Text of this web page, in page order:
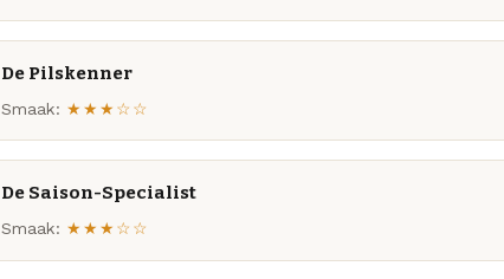
De Pilskenner
Smaak: ★★★☆☆
De Saison-Specialist
Smaak: ★★★☆☆